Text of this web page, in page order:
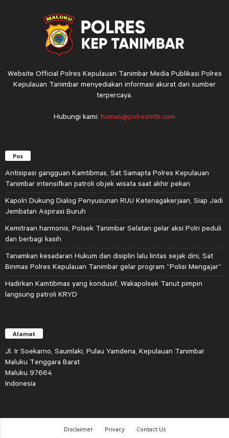
Website Official Polres Kepulauan Tanimbar Media Publikasi Polres
Kepulauan Tanimbar menyediakan informasi akurat dari sumber
terpercaya.
Hubungi kami: humas@polresmtb.com
Pos
Antisipasi gangguan Kamtibmas, Sat Samapta Polres Kepulauan
Tanimbar intensifkan patroli objek wisata saat akhir pekan
Kapolri Dukung Dialog Penyusunan RUU Ketenagakerjaan, Siap Jadi
Jembatan Aspirasi Buruh
Kemitraan harmonis, Polsek Tanimbar Selatan gelar aksi Polri peduli
dan berbagi kasih
Tanamkan kesadaran Hukum dan disiplin lalu lintas sejak dini, Sat
Binmas Polres Kepulauan Tanimbar gelar program “Polisi Mengajar”
Hadirkan Kamtibmas yang kondusif, Wakapolsek Tanut pimpin
langsung patroli KRYD
Alamat
Jl. Ir Soekarno, Saumlaki, Pulau Yamdena, Kepulauan Tanimbar
Maluku Tenggara Barat
Maluku 97664
Indonesia
Disclaimer Privacy Contact Us